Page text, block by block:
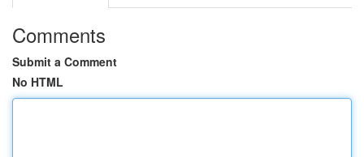
Comments
Submit a Comment
No HTML